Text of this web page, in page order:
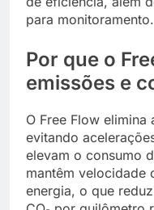
para monitoramento.
Por que o
emissões e
O Free Flow elimina
evitando
elevam o consumo
mantêm velocidade
energia, o que